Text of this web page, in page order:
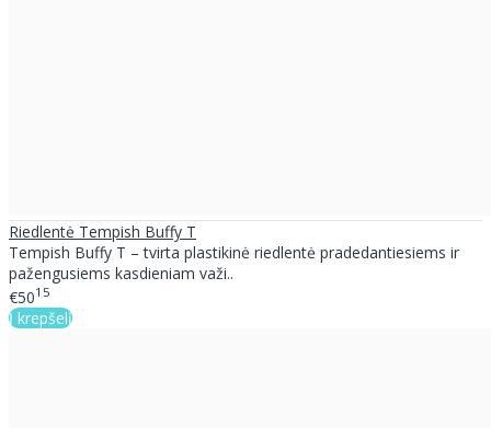
Riedlentė Tempish Buffy T
Tempish Buffy T – tvirta plastikinė riedlentė pradedantiesiems ir
pažengusiems kasdieniam važi..
€5015
Į krepšelį